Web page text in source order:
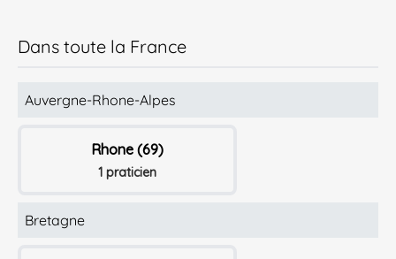
Dans toute la France
Auvergne-Rhone-Alpes
Rhone (69)
1 praticien
Bretagne